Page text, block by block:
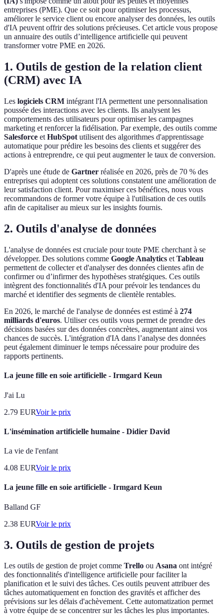
entreprises (PME). Que ce soit pour optimiser les processus,
améliorer le service client ou encore analyser des données, les outils
d'IA peuvent offrir des solutions précieuses. Cet article vous propose
un annuaire des outils d’intelligence artificielle qui peuvent
transformer votre PME en 2026.
1. Outils de gestion de la relation client
(CRM) avec IA
Les logiciels CRM intégrant l'IA permettent une personnalisation
poussée des interactions avec les clients. Ils analysent les
comportements des utilisateurs pour optimiser les campagnes
marketing et renforcer la fidélisation. Par exemple, des outils comme
Salesforce et HubSpot utilisent des algorithmes d'apprentissage
automatique pour prédire les besoins des clients et suggérer des
actions à entreprendre, ce qui peut augmenter le taux de conversion.
D'après une étude de Gartner réalisée en 2026, près de 70 % des
entreprises qui adoptent ces solutions constatent une amélioration de
leur satisfaction client. Pour maximiser ces bénéfices, nous vous
recommandons de former votre équipe à l'utilisation de ces outils
afin de capitaliser au mieux sur les insights fournis.
2. Outils d'analyse de données
L'analyse de données est cruciale pour toute PME cherchant à se
développer. Des solutions comme Google Analytics et Tableau
permettent de collecter et d'analyser des données clientes afin de
confirmer ou d’infirmer des hypothèses stratégiques. Ces outils
intègrent des fonctionnalités d'IA pour prévoir les tendances du
marché et identifier des segments de clientèle rentables.
En 2026, le marché de l'analyse de données est estimé à 274
milliards d'euros. Utiliser ces outils vous permet de prendre des
décisions basées sur des données concrètes, augmentant ainsi vos
chances de succès. L'intégration d'IA dans l’analyse des données
peut également diminuer le temps nécessaire pour produire des
rapports pertinents.
La jeune fille en soie artificielle - Irmgard Keun
J'ai Lu
2.79 EURVoir le prix
L'insémination artificielle humaine - Didier David
La vie de l'enfant
4.08 EURVoir le prix
La jeune fille en soie artificielle - Irmgard Keun
Balland GF
2.38 EURVoir le prix
3. Outils de gestion de projets
Les outils de gestion de projet comme Trello ou Asana ont intégré
des fonctionnalités d'intelligence artificielle pour faciliter la
planification et le suivi des tâches. Ces outils peuvent attribuer des
tâches automatiquement en fonction des gravités et afficher des
prévisions sur les délais d'achèvement. Cette automatization permet
à votre équipe de se concentrer sur les tâches les plus importantes.